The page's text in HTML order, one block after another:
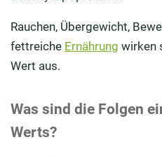
Rauchen, Übergewicht,
fettreiche Ernährung wirken
Wert aus.
Was sind die Folgen
Werts?